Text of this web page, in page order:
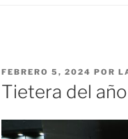
PUBLICADO
EL
FEBRERO 5, 2024 POR
Tietera del